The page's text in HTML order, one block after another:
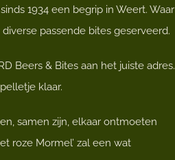
1934 een begrip in Weert. Waar
passende bites geserveerd.
Beers & Bites aan het juiste adres.
klaar.
samen zijn, elkaar ontmoeten
roze Mormel’ zal een wat